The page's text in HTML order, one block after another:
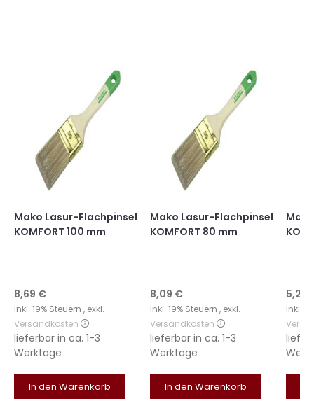
Mako Lasur-Flachpinsel
KOMFORT 100 mm
8,69 €
Inkl. 19% Steuern , exkl.
Versandkosten
lieferbar in ca. 1-3
Werktage
In den Warenkorb
Mako Lasur-Flachpinsel
KOMFORT 80 mm
8,09 €
Inkl. 19% Steuern , exkl.
Versandkosten
lieferbar in ca. 1-3
Werktage
In den Warenkorb
5,29
Inkl.